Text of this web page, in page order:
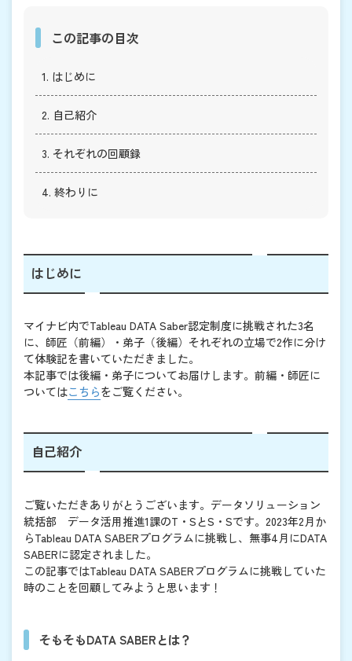
この記事の目次
1. はじめに
2. 自己紹介
3. それぞれの回顧録
4. 終わりに
はじめに
マイナビ内でTableau DATA Saber認定制度に挑戦された3名
に、師匠（前編）・弟子（後編）それぞれの立場で2作に分け
て体験記を書いていただきました。
本記事では後編・弟子についてお届けします。前編・師匠に
ついてはこちらをご覧ください。
自己紹介
ご覧いただきありがとうございます。データソリューション
統括部 データ活用推進1課のT・SとS・Sです。2023年2月か
らTableau DATA SABERプログラムに挑戦し、無事4月にDATA
SABERに認定されました。
この記事ではTableau DATA SABERプログラムに挑戦していた
時のことを回顧してみようと思います！
そもそもDATA SABERとは？